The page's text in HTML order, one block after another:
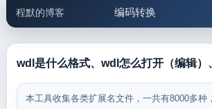
程默的博客 编码转换
邮件工具 生活便民
5.1支付宝大红包
wdl是什么格式、wdl怎么打开（编辑）
本工具收集各类扩展名文件，一共有8000多种